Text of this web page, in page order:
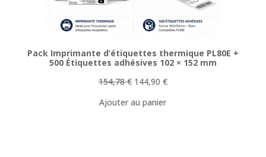
Pack Imprimante d’étiquettes thermique PL80E +
500 Étiquettes adhésives 102 × 152 mm
154,78€ Le
initial
144,90 €Le
Ajouter au panier